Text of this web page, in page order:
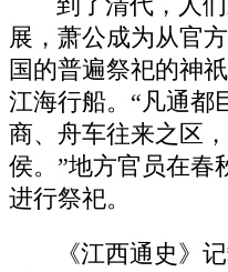
展，萧公成为从官
国的普遍祭祀的神
江海行船。“凡通都
商、舟车往来之区
侯。”地方官员在春
进行祭祀。
《江西通史》